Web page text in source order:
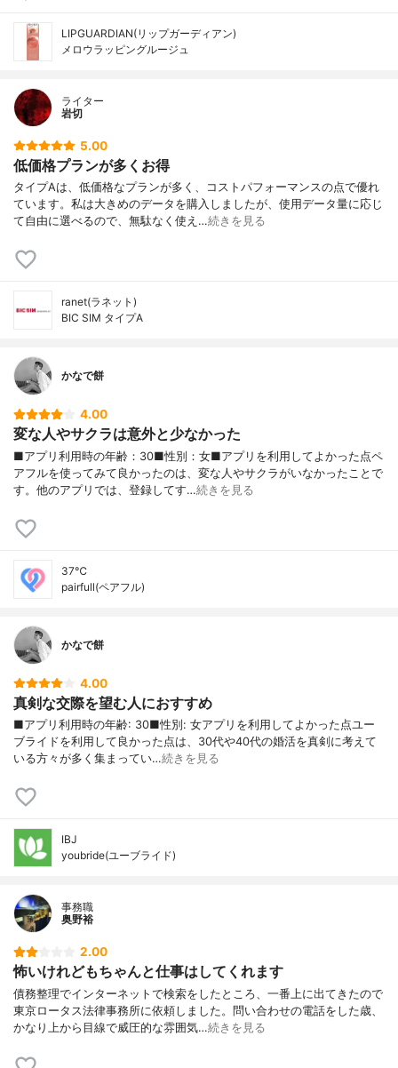
LIPGUARDIAN(リップガーディアン)
メロウラッピングルージュ
ライター
岩切
5.00
低価格プランが多くお得
タイプAは、低価格なプランが多く、コストパフォーマンスの点で優れ
ています。私は大きめのデータを購入しましたが、使用データ量に応じ
て自由に選べるので、無駄なく使え…続きを見る
ranet(ラネット)
BIC SIM タイプA
かなで餅
4.00
変な人やサクラは意外と少なかった
■アプリ利用時の年齢：30■性別：女■アプリを利用してよかった点ペ
アフルを使ってみて良かったのは、変な人やサクラがいなかったことで
す。他のアプリでは、登録してす…続きを見る
37℃
pairfull(ペアフル)
かなで餅
4.00
真剣な交際を望む人におすすめ
■アプリ利用時の年齢: 30■性別: 女アプリを利用してよかった点ユー
ブライドを利用して良かった点は、30代や40代の婚活を真剣に考えて
いる方々が多く集まってい…続きを見る
IBJ
youbride(ユーブライド)
事務職
奥野裕
2.00
怖いけれどもちゃんと仕事はしてくれます
債務整理でインターネットで検索をしたところ、一番上に出てきたので
東京ロータス法律事務所に依頼しました。問い合わせの電話をした歳、
かなり上から目線で威圧的な雰囲気…続きを見る